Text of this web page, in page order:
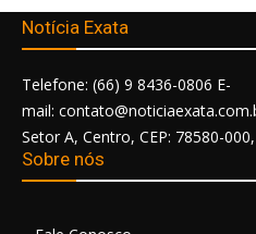
Notícia Exata
Telefone: (66) 9 8436-0806 E-
mail:
Setor A, Centro, CEP: 78580-
Sobre nós